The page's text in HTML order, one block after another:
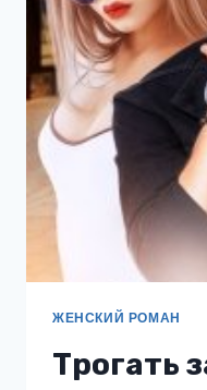
ЖЕНСКИЙ РОМАН
Трогать